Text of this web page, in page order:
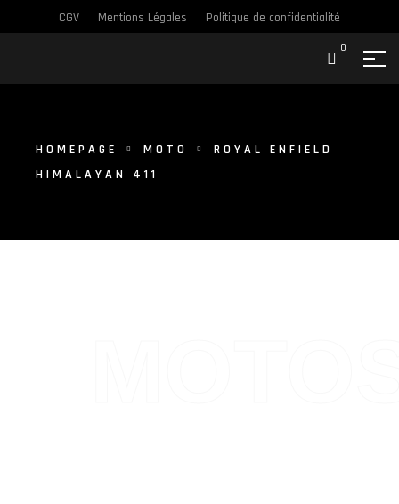
CGV Mentions Légales Politique de confidentialité
0
HOMEPAGE MOTO
ROYAL ENFIELD
HIMALAYAN 411